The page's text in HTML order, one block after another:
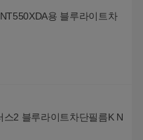
용 블루라이트차
스2 블루라이트차단필름K N